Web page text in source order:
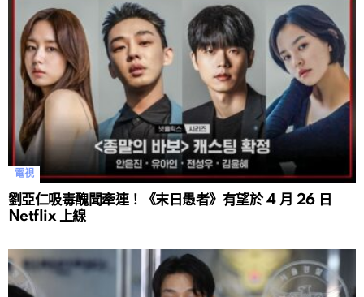
電視
劉亞仁吸毒醜聞牽連！《末日愚者》有望於 4 月 26 日
Netflix 上線